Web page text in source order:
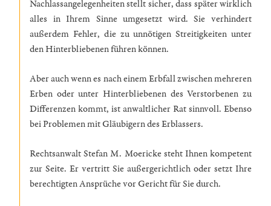
Nachlassangelegenheiten stellt sicher, dass später wirklich
alles in Ihrem Sinne umgesetzt wird. Sie verhindert
außerdem Fehler, die zu unnötigen Streitigkeiten unter
den Hinterbliebenen führen können.
Aber auch wenn es nach einem Erbfall zwischen mehreren
Erben oder unter Hinterbliebenen des Verstorbenen zu
Differenzen kommt, ist anwaltlicher Rat sinnvoll. Ebenso
bei Problemen mit Gläubigern des Erblassers.
Rechtsanwalt Stefan M. Moericke steht Ihnen kompetent
zur Seite. Er vertritt Sie außergerichtlich oder setzt Ihre
berechtigten Ansprüche vor Gericht für Sie durch.